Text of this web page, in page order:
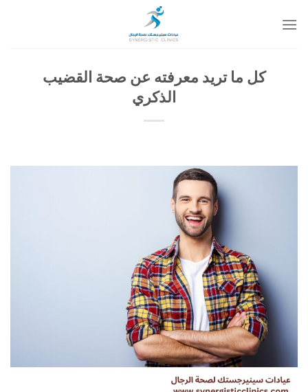
للمحتوى
كل ما تريد معرفته عن صحة القضيب
الذكري